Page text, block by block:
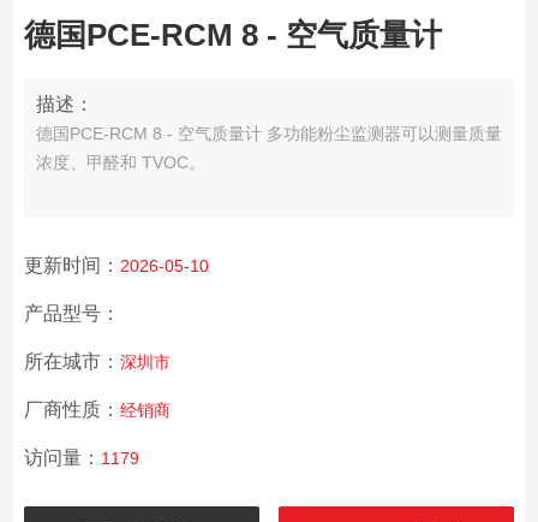
德国PCE-RCM 8 - 空气质量计
描述：
德国PCE-RCM 8 - 空气质量计 多功能粉尘监测器可以测量质量
浓度、甲醛和 TVOC。
更新时间： 2026-05-10
产品型号：
所在城市： 深圳市
厂商性质： 经销商
访问量： 1179